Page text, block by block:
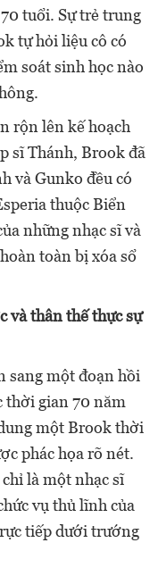
tuổi. Sự trẻ trung
tự hỏi liệu cô có
soát sinh học nào
rộn lên kế hoạch
sĩ Thánh, Brook đã
và Gunko đều có
thuộc Biển
những nhạc sĩ và
toàn bị xóa sổ
và thân thế thực sự
sang một đoạn hồi
thời gian 70 năm
một Brook thời
phác họa rõ nét.
là một nhạc sĩ
vụ thủ lĩnh của
tiếp dưới trướng